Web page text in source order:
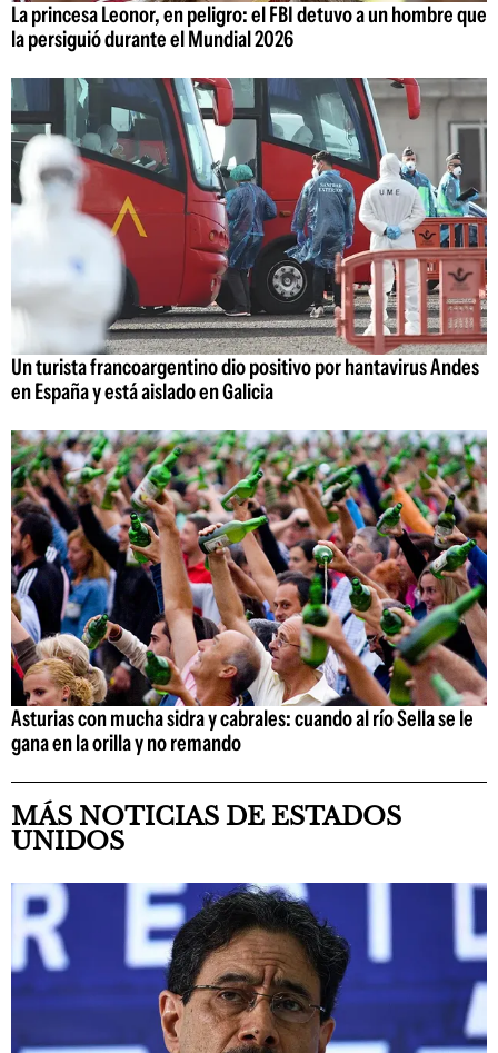
La princesa Leonor, en peligro: el FBI detuvo a un hombre que
la persiguió durante el Mundial 2026
Un turista francoargentino dio positivo por hantavirus Andes
en España y está aislado en Galicia
Asturias con mucha sidra y cabrales: cuando al río Sella se le
gana en la orilla y no remando
MÁS NOTICIAS DE ESTADOS
UNIDOS